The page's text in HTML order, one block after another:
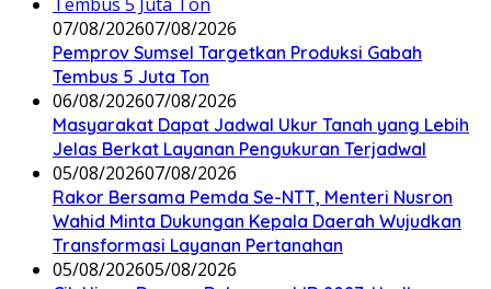
07/08/202607/08/2026
Pemprov Sumsel Targetkan Produksi Gabah
Tembus 5 Juta Ton
06/08/202607/08/2026
Masyarakat Dapat Jadwal Ukur Tanah yang Lebih
Jelas Berkat Layanan Pengukuran Terjadwal
05/08/202607/08/2026
Rakor Bersama Pemda Se-NTT, Menteri Nusron
Wahid Minta Dukungan Kepala Daerah Wujudkan
Transformasi Layanan Pertanahan
05/08/202605/08/2026